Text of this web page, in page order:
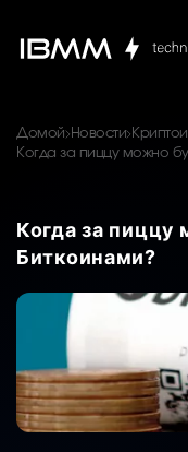
Домой Новости
Когда за пиццу можно
Когда за пиццу
Биткоинами?